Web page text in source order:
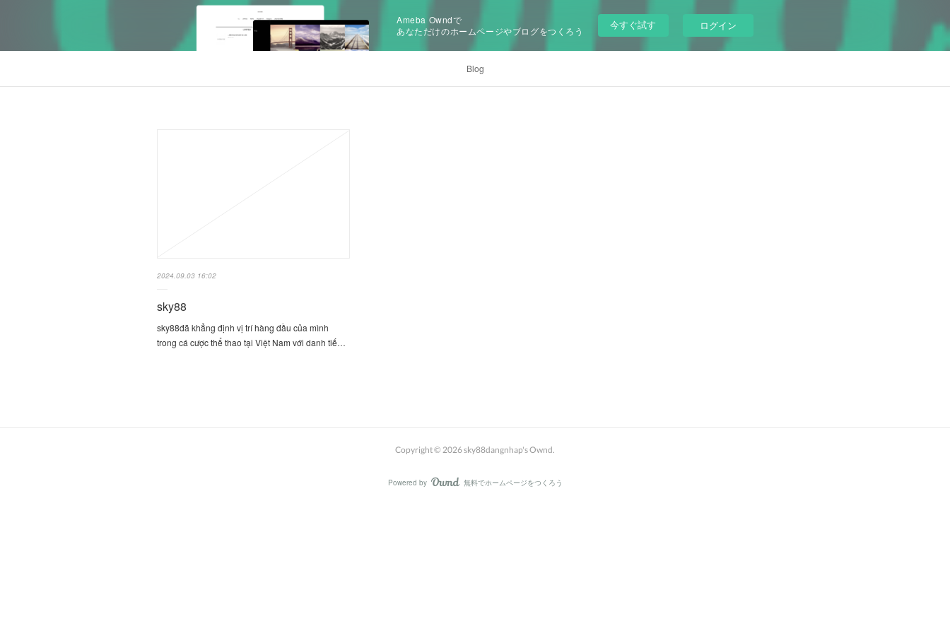
Ameba Owndで
あなただけのホームページやブログをつくろう
今すぐ試す ログイン
Blog
2024.09.03 16:02
sky88
sky88đã khẳng định vị trí hàng đầu của mình
trong cá cược thể thao tại Việt Nam với danh tiế…
Copyright © 2026sky88dangnhap's Ownd.
Powered by AmebaOwnd
無料でホームページをつくろう